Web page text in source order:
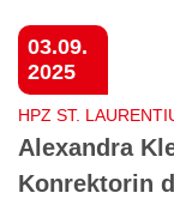
03.09.
2025
HPZ ST.
Alexandra
Konrektorin